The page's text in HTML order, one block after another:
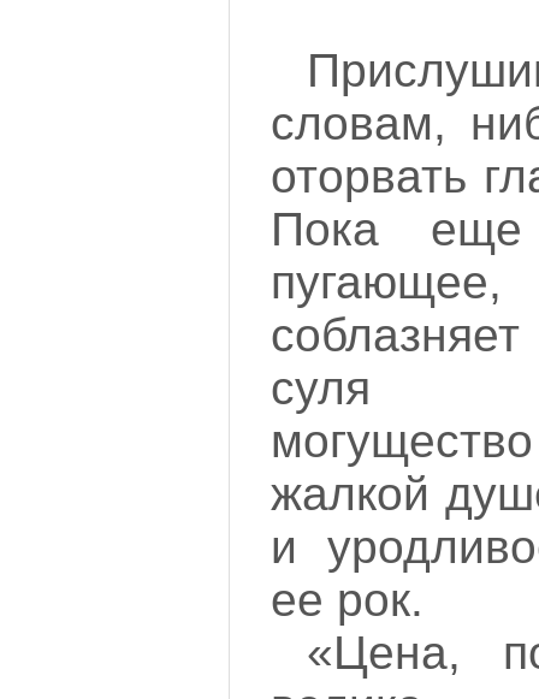
словам,
оторвать
Пока еще
суля
жалкой
и
ее рок.
«Цена,